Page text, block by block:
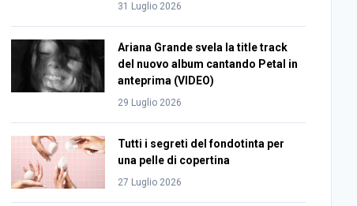
31 Luglio 2026
Ariana Grande svela la title track
del nuovo album cantando Petal in
anteprima (VIDEO)
29 Luglio 2026
Tutti i segreti del fondotinta per
una pelle di copertina
27 Luglio 2026